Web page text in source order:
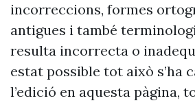
incorreccions, formes
antigues i també
resulta incorrecta o
estat possible tot això s’ha
l’edició en aquesta pàgina,